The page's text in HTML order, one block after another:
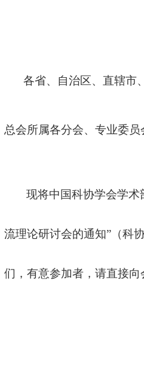
各省、自治区、直辖市
总会所属各分会、专业委员
现将中国科协学会学
流理论研讨会的通知”（科
们，有意参加者，请直接